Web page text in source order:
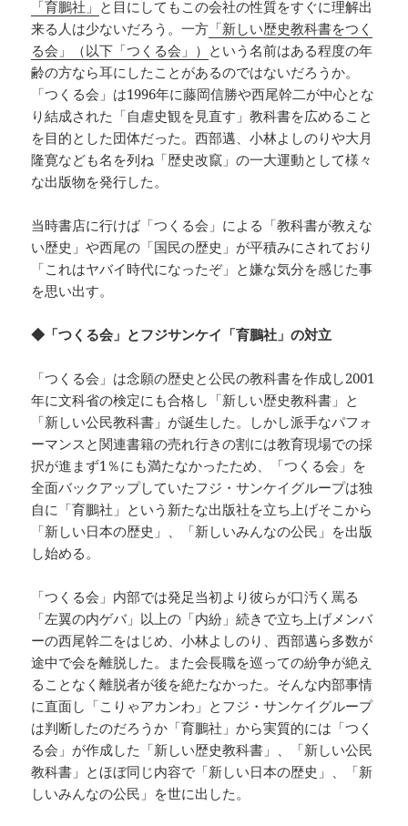
「育鵬社」 と目にしてもこの会社の性質をすぐに理解出
来る人は少ないだろう。一方 「新しい歴史教科書をつく
る会」（以下「つくる会」） という名前はある程度の年
齢の方なら耳にしたことがあるのではないだろうか。
「つくる会」は1996年に藤岡信勝や西尾幹二が中心とな
り結成された「自虐史観を見直す」教科書を広めること
を目的とした団体だった。西部邁、小林よしのりや大月
隆寛なども名を列ね「歴史改竄」の一大運動として様々
な出版物を発行した。
当時書店に行けば「つくる会」による「教科書が教えな
い歴史」や西尾の「国民の歴史」が平積みにされており
「これはヤバイ時代になったぞ」と嫌な気分を感じた事
を思い出す。
◆「つくる会」とフジサンケイ「育鵬社」の対立
「つくる会」は念願の歴史と公民の教科書を作成し2001
年に文科省の検定にも合格し「新しい歴史教科書」と
「新しい公民教科書」が誕生した。しかし派手なパフォ
ーマンスと関連書籍の売れ行きの割には教育現場での採
択が進まず1％にも満たなかったため、「つくる会」を
全面バックアップしていたフジ・サンケイグループは独
自に「育鵬社」という新たな出版社を立ち上げそこから
「新しい日本の歴史」、「新しいみんなの公民」を出版
し始める。
「つくる会」内部では発足当初より彼らが口汚く罵る
「左翼の内ゲバ」以上の「内紛」続きで立ち上げメンバ
ーの西尾幹二をはじめ、小林よしのり、西部邁ら多数が
途中で会を離脱した。また会長職を巡っての紛争が絶え
ることなく離脱者が後を絶たなかった。そんな内部事情
に直面し「こりゃアカンわ」とフジ・サンケイグループ
は判断したのだろうか「育鵬社」から実質的には「つく
る会」が作成した「新しい歴史教科書」、「新しい公民
教科書」とほぼ同じ内容で「新しい日本の歴史」、「新
しいみんなの公民」を世に出した。